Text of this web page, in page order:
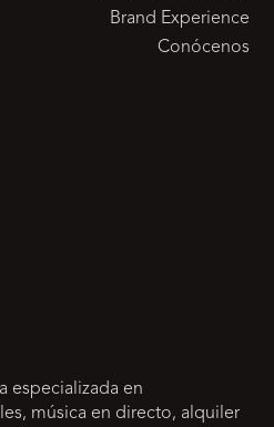
Brand Experience
Conócenos
especializada en
música en directo, alquiler